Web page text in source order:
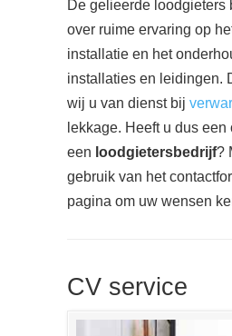
De gelieerde loodgieters
over ruime ervaring op
installatie en het
installaties en leidingen.
wij u van dienst bij
lekkage. Heeft u dus een
een loodgietersbedrijf?
gebruik van het
pagina om uw wensen
CV service